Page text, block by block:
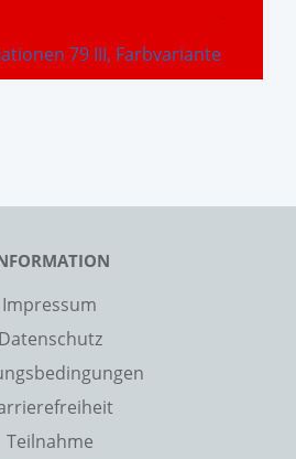
79 III, Farbvariante
-
Impressum
Datenschutz
Teilnahme